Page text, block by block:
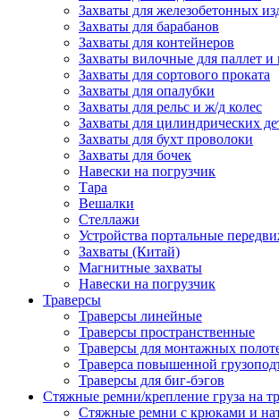
Захваты для железобетонных
Захваты для барабанов
Захваты для контейнеров
Захваты вилочные для паллет и
Захваты для сортового проката
Захваты для опалубки
Захваты для рельс и ж/д колес
Захваты для цилиндрических
Захваты для бухт проволоки
Захваты для бочек
Навески на погрузчик
Тара
Вешалки
Стеллажи
Устройства портальные
Захваты (Китай)
Магнитные захваты
Навески на погрузчик
Траверсы
Траверсы линейные
Траверсы пространственные
Траверсы для монтажных
Траверса повышенной
Траверсы для биг-бэгов
Стяжные ремни/крепление груза на
Стяжные ремни с крюками и